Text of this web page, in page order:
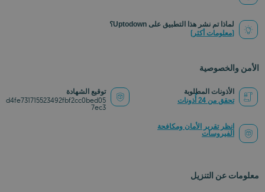
لماذا تم نشر هذا التطبيق على Uptodown؟
(معلومات أكثر)
الأمن والخصوصية
الأذونات المطلوبة
تحقق من 24 أُذونات
توقيع الشهادة
d4fe731715523492fbf2cc0bed05
7ec3
انظر تقرير الأمان ومكافحة
الفيروسات
معلومات عن التنزيل